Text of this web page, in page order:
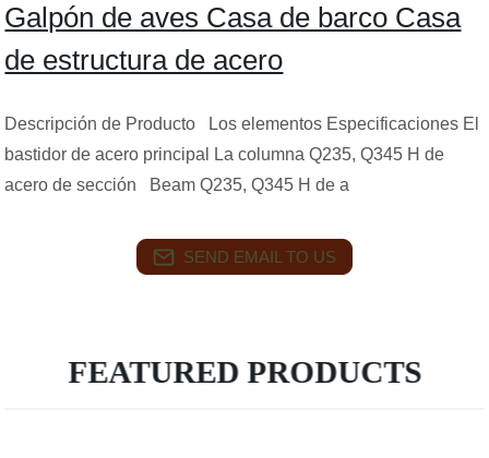
Galpón de aves Casa de barco Casa
de estructura de acero
Descripción de Producto Los elementos Especificaciones El
bastidor de acero principal La columna Q235, Q345 H de
acero de sección Beam Q235, Q345 H de a
SEND EMAIL TO US
FEATURED PRODUCTS